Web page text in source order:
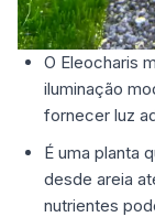
O Eleocharis
iluminação
fornecer luz
É uma planta
desde areia
nutrientes